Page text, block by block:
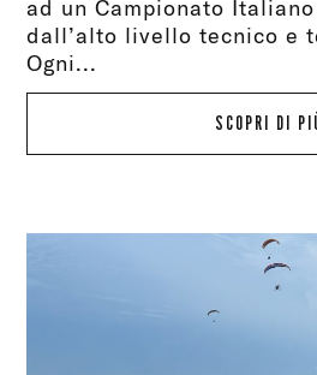
ad un Campionato
dall’alto livello tecnico e
Ogni...
SCOPRI DI